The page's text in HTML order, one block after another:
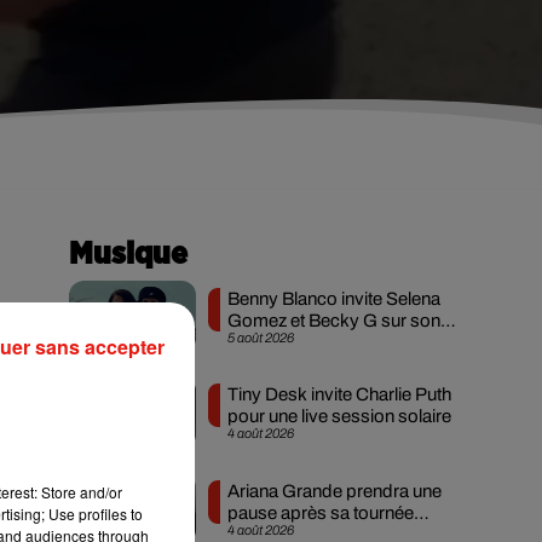
Musique
5 août 2026
Benny Blanco invite Selena
Gomez et Becky G sur son
nouveau single
4 août 2026
Tiny Desk invite Charlie Puth
pour une live session solaire
4 août 2026
Ariana Grande prendra une
pause après sa tournée
mondiale
Store and/or
Use profiles to
audiences through
sans accepter